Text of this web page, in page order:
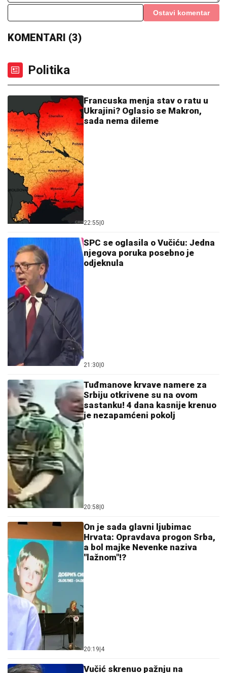
(FOTO) SPAKOVALI KOFERE I OTIŠLI NA
10"
Otkriven je pravi razlog sukoba Stanije
platiti!"
"NIKO ME NIJE ZVAO DA NASTUPAM
U CRNOJ GORI"
progovorila o krizi na estradi i
nastupima: "Bolje biti prvi u selu nego
poslednji u gradu"
Pala odluka od 140 miliona! Real sprema transfer
veka, Arteta doveo pojačanje snova, Ovusu napustio
"Marakanu"
KOLIMA POKOSIO DETE (5), PA
POBEGAO
mogli da savijete i namestite kako
hoćete" Ispovest majke muzičara
Dejana Mitrovića ledi krv u žilama
KOMENTARI (3)
Politika
Francuska menja stav o ratu u